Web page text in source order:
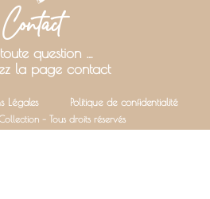
Contact
question …
la page contact
Légales Politique de confidentialité
– Tous droits réservés